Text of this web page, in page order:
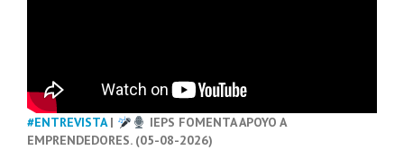
#ENTREVISTA|
IEPS FOMENTA APOYO A
EMPRENDEDORES. (05-08-2026)